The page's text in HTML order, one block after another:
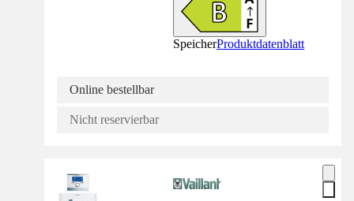
SpeicherProduktdatenblatt
Online bestellbar
Nicht reservierbar